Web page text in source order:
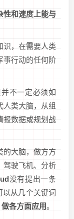
和速度上能与
识，在需要人类
事行动的任何阶
不一定必须如
类大脑，从组
报数据或规划战
的大脑，做方方
驾驶飞机、分析
没有提出一条
以从几个关键词
各方面应用。